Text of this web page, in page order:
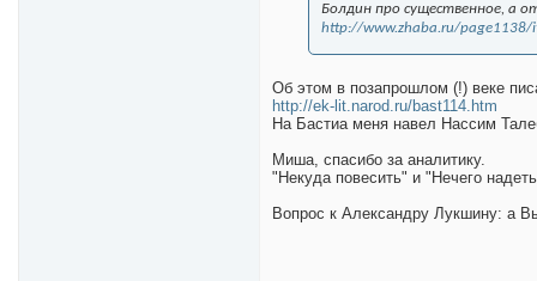
Болдин про существенное, а
http://www.zhaba.ru/page1138/
Об этом в позапрошлом (!) веке
http://ek-lit.narod.ru/bast114.htm
На Бастиа меня навел Нассим
Миша, спасибо за аналитику.
"Некуда повесить" и "Нечего
Вопрос к Александру Лукшину: а